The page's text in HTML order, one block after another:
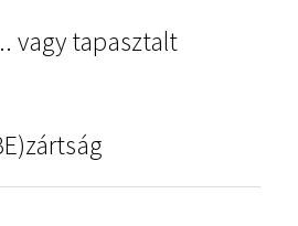
vagy tapasztalt